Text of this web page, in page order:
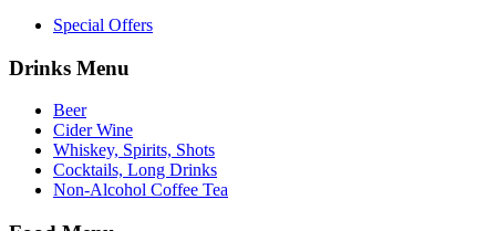
Special Offers
Drinks Menu
Beer
Cider Wine
Whiskey, Spirits, Shots
Cocktails, Long Drinks
Non-Alcohol Coffee Tea